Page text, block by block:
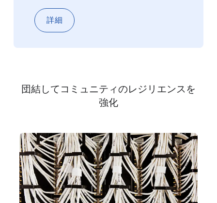
詳細
団結して​コミュニティの​レジリエンスを​
強化